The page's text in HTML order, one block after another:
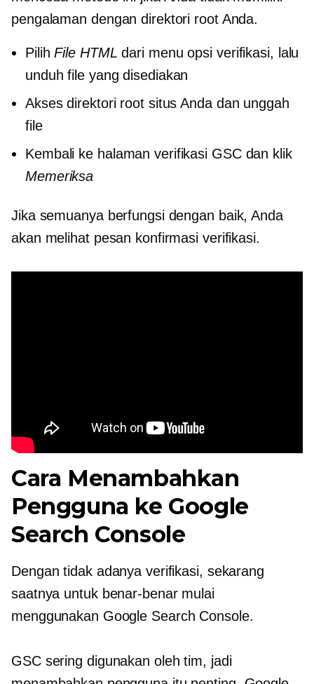
pengalaman dengan direktori root Anda.
PilihFile HTML dari menu opsi verifikasi, lalu
unduh file yang disediakan
Akses direktori root situs Anda dan unggah
file
Kembali ke halaman verifikasi GSC dan klik
Memeriksa
Jika semuanya berfungsi dengan baik, Anda
akan melihat pesan konfirmasi verifikasi.
Cara Menambahkan
Pengguna ke Google
Search Console
Dengan tidak adanya verifikasi, sekarang
saatnya untuk benar-benar mulai
menggunakan Google Search Console.
GSC sering digunakan oleh tim, jadi